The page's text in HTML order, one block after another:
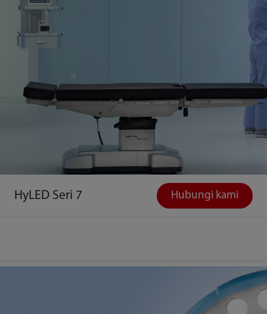
HyLED Seri 7 Hubungi kami